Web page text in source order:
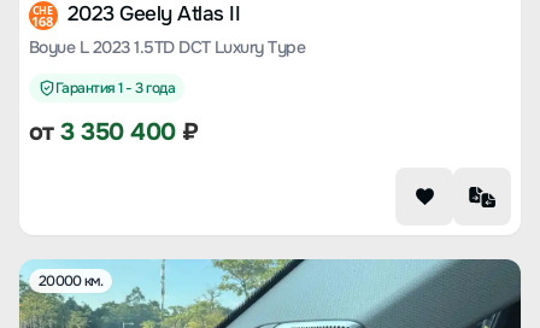
CHE
168 2023 Geely Atlas II
Boyue L 2023 1.5TD DCT Luxury Type
Гарантия 1 - 3 года
от3 350 400₽
20000 км.